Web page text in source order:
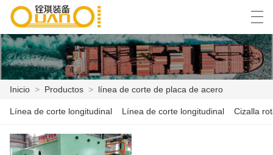
INICIO
PRODUCTOS
العربية বাংলা ভাষার English Español
Inicio > Productos > línea de corte de placa de acero
Línea de corte longitudinal Línea de corte longitudinal Cizalla